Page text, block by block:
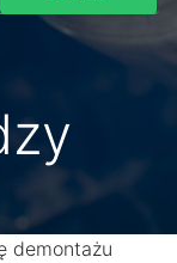
demontażu